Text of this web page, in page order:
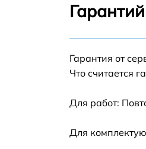
Ремонт
PMO 2051
Замена блока
Гарантия от
Что считается
Для работ:
Для